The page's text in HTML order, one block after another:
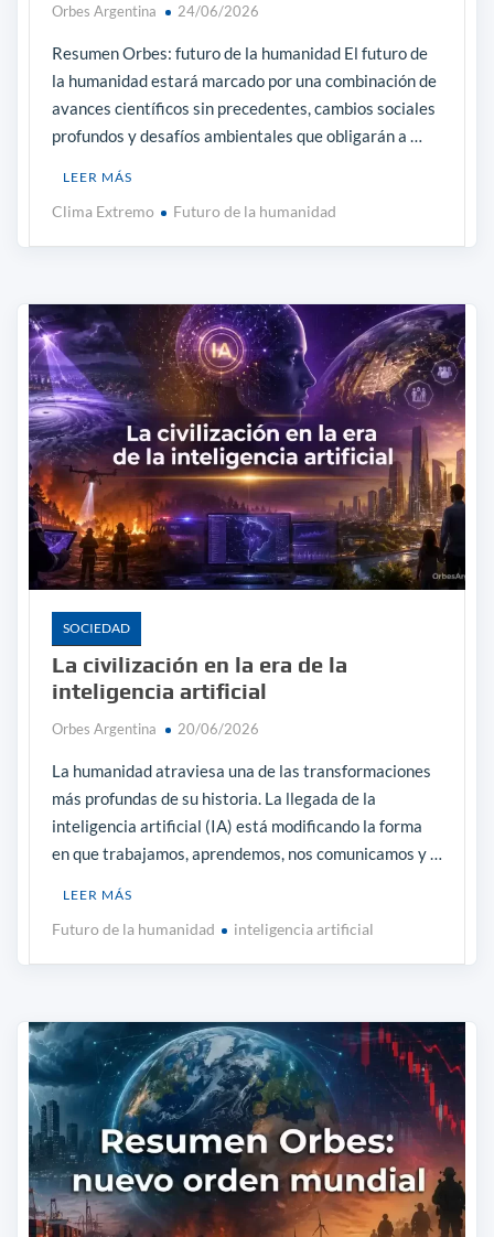
Orbes Argentina 24/06/2026
Resumen Orbes: futuro de la humanidad El futuro de
la humanidad estará marcado por una combinación de
avances científicos sin precedentes, cambios sociales
profundos y desafíos ambientales que obligarán a …
LEER MÁS
Clima Extremo Futuro de la humanidad
SOCIEDAD
La civilización en la era de la
inteligencia artificial
Orbes Argentina 20/06/2026
La humanidad atraviesa una de las transformaciones
más profundas de su historia. La llegada de la
inteligencia artificial (IA) está modificando la forma
en que trabajamos, aprendemos, nos comunicamos y …
LEER MÁS
Futuro de la humanidad inteligencia artificial